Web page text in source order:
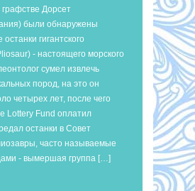
Дорсет
были обнаружены
гигантского
- настоящего морского
сумел извлечь
пород, на это он
четырех лет, после чего
Lottery Fund оплатил
останки в Совет
часто называемые
- вымершая группа […]